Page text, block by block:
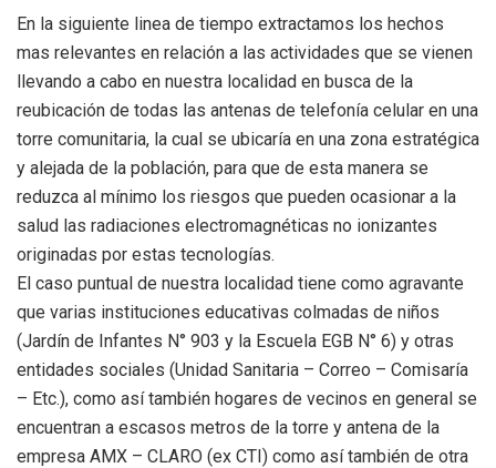
En la siguiente linea de tiempo extractamos los hechos
mas relevantes en relación a las actividades que se vienen
llevando a cabo en nuestra localidad en busca de la
reubicación de todas las antenas de telefonía celular en una
torre comunitaria, la cual se ubicaría en una zona estratégica
y alejada de la población, para que de esta manera se
reduzca al mínimo los riesgos que pueden ocasionar a la
salud las radiaciones electromagnéticas no ionizantes
originadas por estas tecnologías.
El caso puntual de nuestra localidad tiene como agravante
que varias instituciones educativas colmadas de niños
(Jardín de Infantes N° 903 y la Escuela EGB N° 6) y otras
entidades sociales (Unidad Sanitaria – Correo – Comisaría
– Etc.), como así también hogares de vecinos en general se
encuentran a escasos metros de la torre y antena de la
empresa AMX – CLARO (ex CTI) como así también de otra